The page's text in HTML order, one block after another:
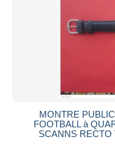
Maisons de
depuis
Fermant
MONTRE
FOOTBALL à
SCANNS RECTO